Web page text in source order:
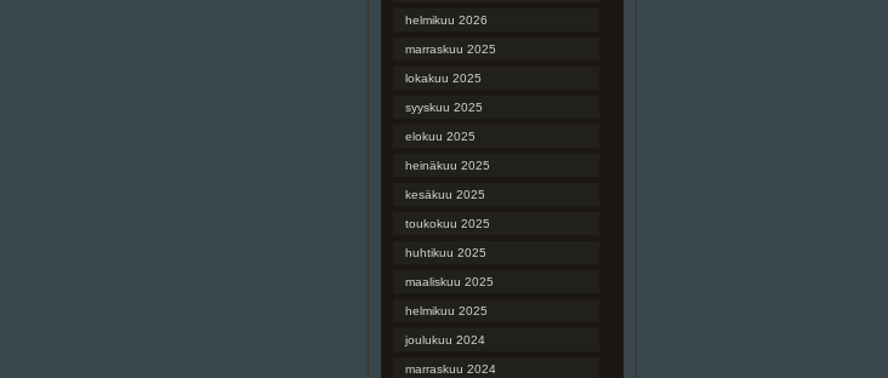
helmikuu 2026
marraskuu 2025
lokakuu 2025
syyskuu 2025
elokuu 2025
heinäkuu 2025
kesäkuu 2025
toukokuu 2025
huhtikuu 2025
maaliskuu 2025
helmikuu 2025
joulukuu 2024
marraskuu 2024